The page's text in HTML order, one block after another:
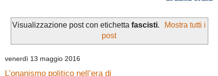
Visualizzazione post con etichetta fascisti.
Mostra tutti i
post
venerdì 13 maggio 2016
L’onanismo politico nell’era di